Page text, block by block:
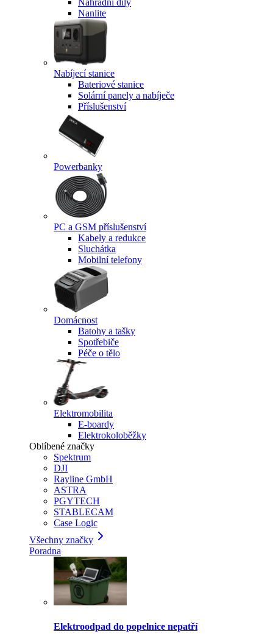
Náhradní díly
Nanlite
Nabíjecí stanice
Bateriové stanice
Solární panely a nabíječe
Příslušenství
Powerbanky
PC a GSM příslušenství
Kabely a redukce
Sluchátka
Mobilní telefony
Domácnost
Batohy a tašky
Spotřebiče
Péče o tělo
Elektromobilita
E-boardy
Elektrokoloběžky
Oblíbené značky
Spektrum
DJI
Rayline GmbH
ASTRA
PGYTECH
STABLECAM
Case Logic
Všechny značky
Poradna
Elektroodpad do popelnice nepatří